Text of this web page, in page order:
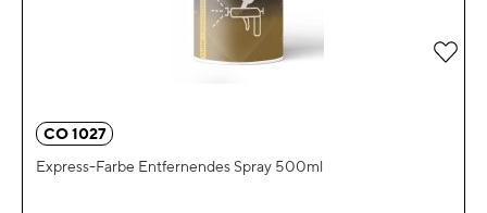
CO 1027
Express-Farbe Entfernendes Spray 500ml
Zur